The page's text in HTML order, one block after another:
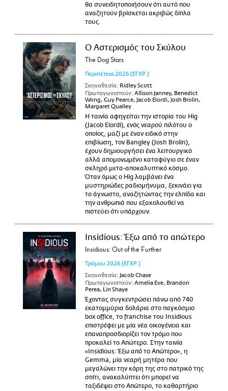
θα συνειδητοποιήσουν ότι αυτό που
αναζητούν βρίσκεται ακριβώς δίπλα
τους.
Ο Αστερισμός του Σκύλου
The Dog Stars
Περιπέτεια 2026 (ΕΓΧΡ.)
Σκηνοθεσία: Ridley Scott
Πρωταγωνιστούν: Allison Janney, Benedict
Wong, Guy Pearce, Jacob Elordi, Josh Brolin,
Margaret Qualley
Η ταινία αφηγείται την ιστορία του Hig
(Jacob Elordi), ενός νεαρού πιλότου ο
οποίος, μαζί με έναν ειδικό στην
επιβίωση, τον Bangley (Josh Brolin),
έχουν δημιουργήσει ένα λειτουργικό
αλλά απομονωμένο καταφύγιο σε έναν
σκληρό μετα-αποκαλυπτικό κόσμο.
Όταν όμως ο Hig λαμβάνει ένα
μυστηριώδες ραδιομήνυμα, ξεκινάει για
το άγνωστο, αναζητώντας την ελπίδα και
την ανθρωπιά που εξακολουθεί να
πιστεύει ότι υπάρχουν.
Insidious: Έξω από το απώτερο
Insidious: Out of the Further
Τρόμου 2026 (ΕΓΧΡ.)
Σκηνοθεσία: Jacob Chase
Πρωταγωνιστούν: Amelia Eve, Brandon
Perea, Lin Shaye
Έχοντας συγκεντρώσει πάνω από 740
εκατομμύρια δολάρια στο παγκόσμιο
box office, το franchise του Insidious
επιστρέφει με μία νέα οικογένεια και
επαναπροσδιορίζει τον τρόμο που
προκαλεί το Απώτερο. Στην ταινία
«Insidious: Έξω από το Απώτερο», η
Gemma, μία νεαρή μητέρα που
μεγαλώνει την κόρη της στο πατρικό της
σπίτι, ανακαλύπτει ότι μπορεί να
ταξιδέψει στο Απώτερο, το καθαρτήριο